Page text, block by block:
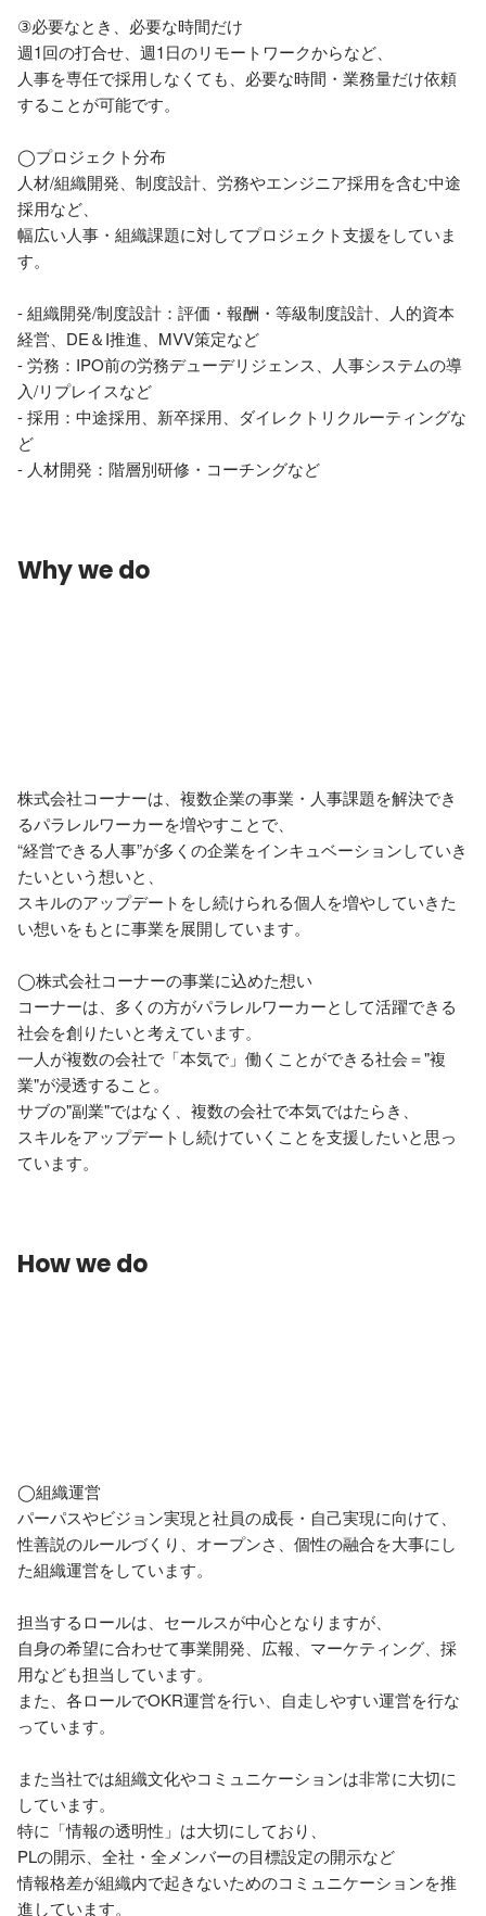
③必要なとき、必要な時間だけ
週1回の打合せ、週1日のリモートワークからなど、
人事を専任で採用しなくても、必要な時間・業務量だけ依頼
することが可能です。
◯プロジェクト分布
人材/組織開発、制度設計、労務やエンジニア採用を含む中途
採用など、
幅広い人事・組織課題に対してプロジェクト支援をしていま
す。
- 組織開発/制度設計：評価・報酬・等級制度設計、人的資本
経営、DE＆I推進、MVV策定など
- 労務：IPO前の労務デューデリジェンス、人事システムの導
入/リプレイスなど
- 採用：中途採用、新卒採用、ダイレクトリクルーティングな
ど
- 人材開発：階層別研修・コーチングなど
Why we do
株式会社コーナーは、複数企業の事業・人事課題を解決でき
るパラレルワーカーを増やすことで、
“経営できる人事”が多くの企業をインキュベーションしていき
たいという想いと、
スキルのアップデートをし続けられる個人を増やしていきた
い想いをもとに事業を展開しています。
◯株式会社コーナーの事業に込めた想い
コーナーは、多くの方がパラレルワーカーとして活躍できる
社会を創りたいと考えています。
一人が複数の会社で「本気で」働くことができる社会＝"複
業"が浸透すること。
サブの"副業"ではなく、複数の会社で本気ではたらき、
スキルをアップデートし続けていくことを支援したいと思っ
ています。
How we do
◯組織運営
パーパスやビジョン実現と社員の成長・自己実現に向けて、
性善説のルールづくり、オープンさ、個性の融合を大事にし
た組織運営をしています。
担当するロールは、セールスが中心となりますが、
自身の希望に合わせて事業開発、広報、マーケティング、採
用なども担当しています。
また、各ロールでOKR運営を行い、自走しやすい運営を行な
っています。
また当社では組織文化やコミュニケーションは非常に大切に
しています。
特に「情報の透明性」は大切にしており、
PLの開示、全社・全メンバーの目標設定の開示など
情報格差が組織内で起きないためのコミュニケーションを推
進しています。